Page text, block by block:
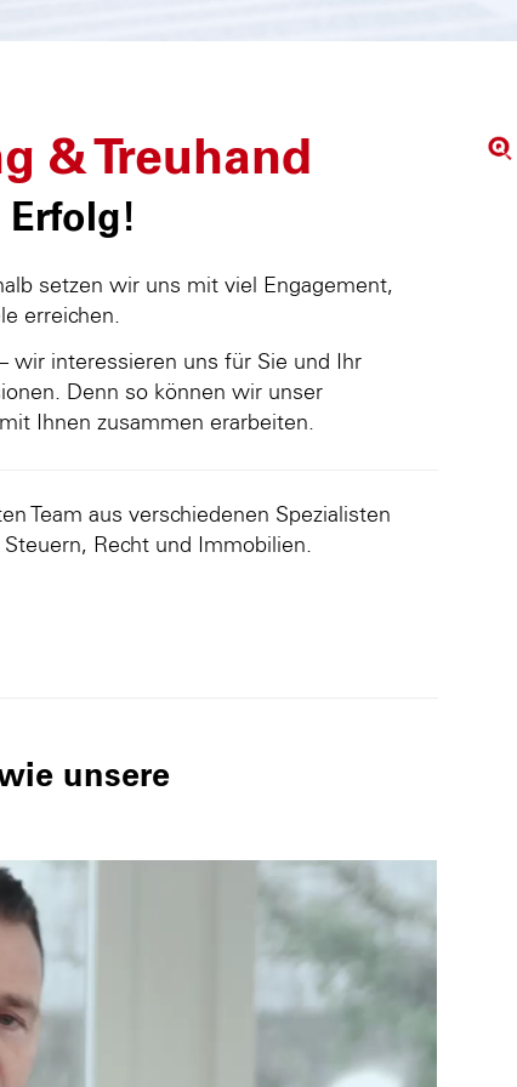
& Treuhand
Erfolg!
setzen wir uns mit viel Engagement,
erreichen.
wir interessieren uns für Sie und Ihr
Denn so können wir unser
Ihnen zusammen erarbeiten.
Team aus verschiedenen Spezialisten
Recht und Immobilien.
unsere